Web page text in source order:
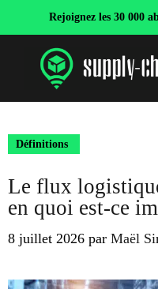
Rejoignez les 30 000
Définitions
Le flux
en quoi est-ce
8 juillet 2026 par Maël